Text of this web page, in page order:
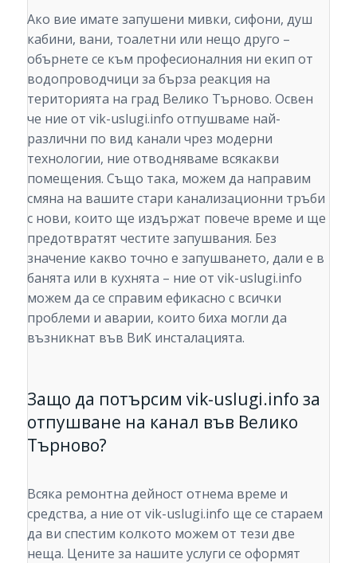
Ако вие имате запушени мивки, сифони, душ
кабини, вани, тоалетни или нещо друго –
обърнете се към професионалния ни екип от
водопроводчици за бърза реакция на
територията на град Велико Търново. Освен
че ние от vik-uslugi.info отпушваме най-
различни по вид канали чрез модерни
технологии, ние отводняваме всякакви
помещения. Също така, можем да направим
смяна на вашите стари канализационни тръби
с нови, които ще издържат повече време и ще
предотвратят честите запушвания. Без
значение какво точно е запушването, дали е в
банята или в кухнята – ние от vik-uslugi.info
можем да се справим ефикасно с всички
проблеми и аварии, които биха могли да
възникнат във ВиК инсталацията.
Защо да потърсим vik-uslugi.info за
отпушване на канал във Велико
Търново?
Всяка ремонтна дейност отнема време и
средства, а ние от vik-uslugi.info ще се стараем
да ви спестим колкото можем от тези две
неща. Цените за нашите услуги се оформят